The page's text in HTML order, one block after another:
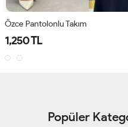
Özce Pantolonlu Takım
1,250 TL
Popüler